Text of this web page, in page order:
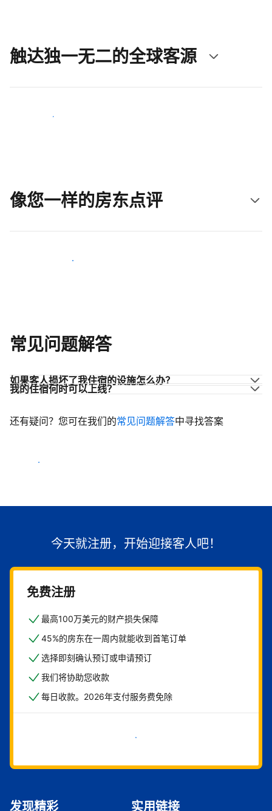
触达独一无二的全球客源
立即触达新客人
像您一样的房东点评
加入和您类似的房东行类
常见问题解答
如果客人损坏了我住宿的设施怎么办？
我的住宿何时可以上线？
还有疑问？您可在我们的常见问题解答中寻找答案
开始迎客
今天就注册，开始迎接客人吧！
免费注册
最高100万美元的财产损失保障
45%的房东在一周内就能收到首笔订单
选择即刻确认预订或申请预订
我们将协助您收款
每日收款。2026年支付服务费免除
立即开始
发现精彩 实用链接